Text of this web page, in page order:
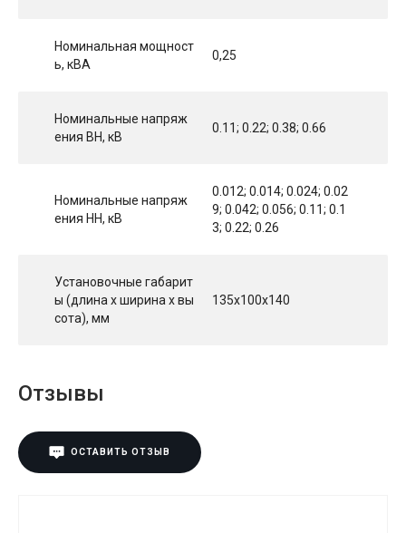
Номинальная мощност
ь, кВА
0,25
Номинальные напряж
ения ВН, кВ
0.11; 0.22; 0.38; 0.66
Номинальные напряж
ения НН, кВ
0.012; 0.014; 0.024; 0.02
9; 0.042; 0.056; 0.11; 0.1
3; 0.22; 0.26
Установочные габарит
ы (длина х ширина х вы
сота), мм
135х100х140
Отзывы
ОСТАВИТЬ ОТЗЫВ